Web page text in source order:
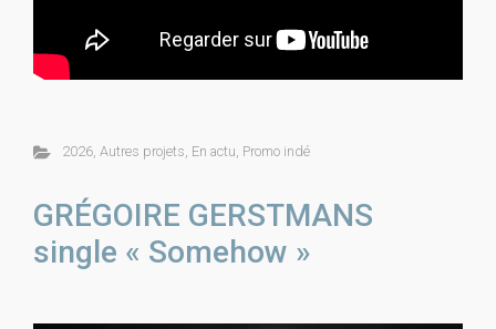
2026, Autres projets, En actu, Promo indé
GRÉGOIRE GERSTMANS
single « Somehow »